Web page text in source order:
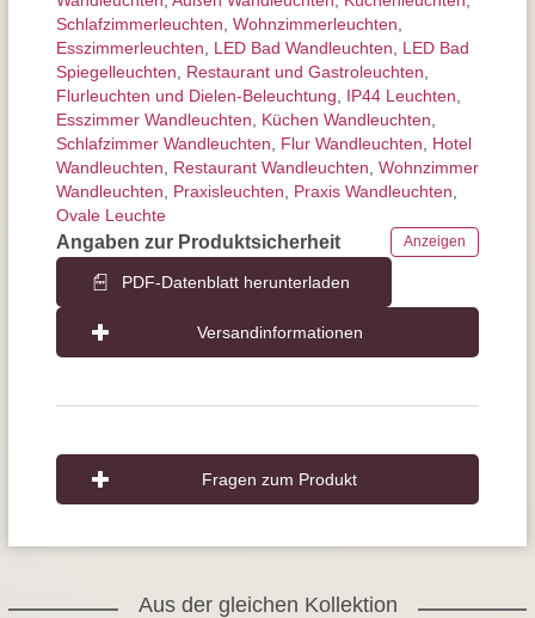
Schlafzimmer­leuchten Wohnzimmer­leuchten
Esszimmer­­leuchten
LED Bad Wandleuchten
LED Bad
Spiegelleuchten
Restaurant und Gastroleuchten
Flurleuchten und Dielen-Beleuchtung
IP44 Leuchten
Esszimmer Wandleuchten
Küchen Wandleuchten
Schlafzimmer Wandleuchten
Flur Wandleuchten
Hotel
Wandleuchten
Restaurant Wandleuchten Wohnzimmer
Wandleuchten
Praxisleuchten Praxis Wandleuchten
Ovale Leuchte
Angaben zur Produktsicherheit Anzeigen
PDF-Datenblatt herunterladen
Versandinformationen
Fragen zum Produkt
Aus der gleichen Kollektion